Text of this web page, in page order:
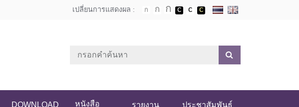
เปลี่ยนการแสดงผล :
DOWNLOAD
หนังสือ
รายงาน ประชาสัมพันธ์